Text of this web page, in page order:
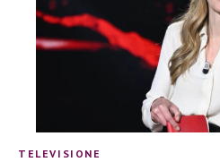
TELEVISIONE